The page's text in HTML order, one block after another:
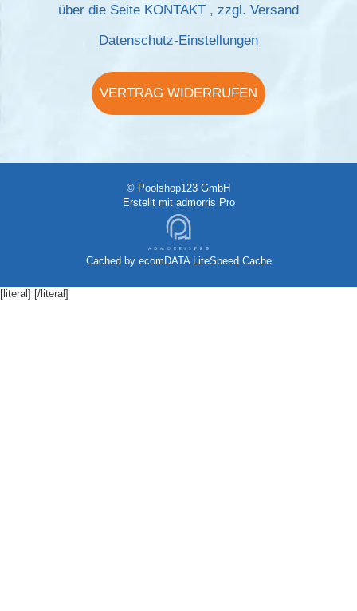
über die Seite KONTAKT , zzgl. Versand
Datenschutz-Einstellungen
VERTRAG WIDERRUFEN
© Poolshop123 GmbH
Erstellt mit admorris Pro
Cached by ecomDATA LiteSpeed Cache
[literal] [/literal]